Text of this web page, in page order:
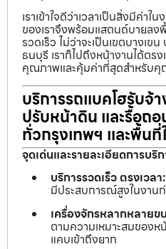
เราเข้าใจดีว่าเวลาเป็นสิ่งมีค่า
ของเราจึงพร้อมแสตนด์บายล
รวดเร็ว ไม่ว่าจะเป็นเขตบางเ
ธนบุรี เราก็ไปถึงหน้างานได้ตร
คุณภาพและคุ้มค่าที่สุดสำหรับ
บริการรถแบคโฮรับจ้
ปรับหน้าดิน และรื้อถ
ทั่วกรุงเทพฯ และพื้น
จุดเด่นและรายละเอียดการบริก
บริการรวดเร็ว ตรงเวลา:
มีประสบการณ์สูงในงาน
เครื่องจักรหลากหลายข
ตามความเหมาะสมของ
แคบเข้าถึงยาก